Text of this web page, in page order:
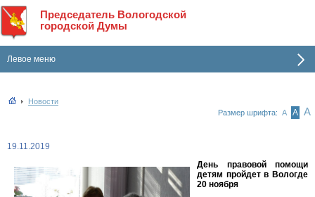
Председатель Вологодской
городской Думы
Левое меню
Новости
Размер шрифта: А А А
19.11.2019
День правовой помощи
детям пройдет в Вологде
20 ноября